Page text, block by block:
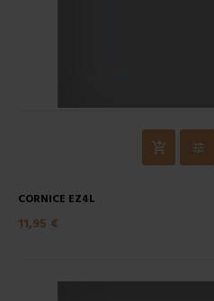
CORNICE EZ4L
11,95 €